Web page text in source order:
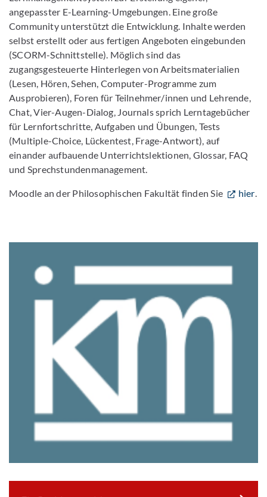
angepasster E-Learning-Umgebungen. Eine große
Community unterstützt die Entwicklung. Inhalte werden
selbst erstellt oder aus fertigen Angeboten eingebunden
(SCORM-Schnittstelle). Möglich sind das
zugangsgesteuerte Hinterlegen von Arbeitsmaterialien
(Lesen, Hören, Sehen, Computer-Programme zum
Ausprobieren), Foren für Teilnehmer/innen und Lehrende,
Chat, Vier-Augen-Dialog, Journals sprich Lerntagebücher
für Lernfortschritte, Aufgaben und Übungen, Tests
(Multiple-Choice, Lückentest, Frage-Antwort), auf
einander aufbauende Unterrichtslektionen, Glossar, FAQ
und Sprechstundenmanagement.
Moodle an der Philosophischen Fakultät finden Sie hier.